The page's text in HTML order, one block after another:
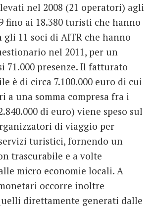
nel 2008 (21 operatori) agli
fino ai 18.380 turisti che hanno
11 soci di AITR che hanno
nel 2011, per un
71.000 presenze. Il fatturato
è di circa 7.100.000 euro di cui
a una somma compresa fra i
di euro) viene speso sul
di viaggio per
turistici, fornendo un
trascurabile e a volte
micro economie locali. A
occorre inoltre
direttamente generati dalle